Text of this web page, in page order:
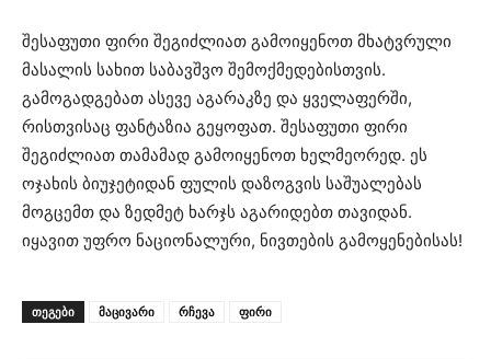
შესაფუთი ფირი შეგიძლიათ გამოიყენოთ მხატვრული
მასალის სახით საბავშვო შემოქმედებისთვის.
გამოგადგებათ ასევე აგარაკზე და ყველაფერში,
რისთვისაც ფანტაზია გეყოფათ. შესაფუთი ფირი
შეგიძლიათ თამამად გამოიყენოთ ხელმეორედ. ეს
ოჯახის ბიუჯეტიდან ფულის დაზოგვის საშუალებას
მოგცემთ და ზედმეტ ხარჯს აგარიდებთ თავიდან.
იყავით უფრო ნაციონალური, ნივთების გამოყენებისას!
ᲗᲔᲒᲔᲑᲘ მაცივარი რჩევა ფირი